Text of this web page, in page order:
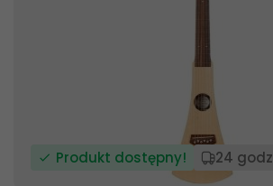
Produkt dostępny! 24